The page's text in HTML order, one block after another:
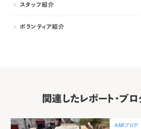
スタッフ紹介
ボランティア紹介
関連したレポート・ブ
AARブログ